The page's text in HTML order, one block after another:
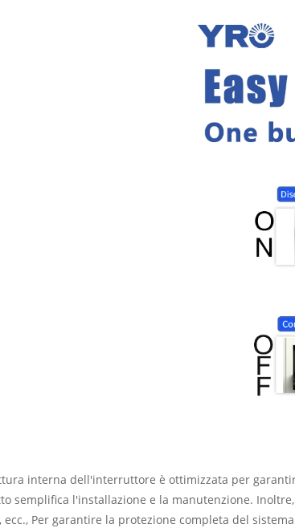
interna dell'interruttore è ottimizzata per
semplifica l'installazione e la manutenzione.
ecc., Per garantire la protezione completa del